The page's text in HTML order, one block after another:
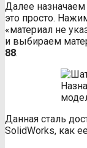
Далее назначаем
это просто.
«материал не
и выбираем
88.
Данная сталь
SolidWorks, как